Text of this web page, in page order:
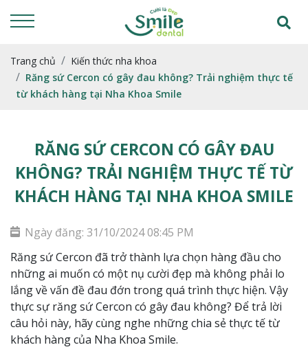
Trang chủ
Kiến thức nha khoa
Răng sứ Cercon có gây đau không? Trải nghiệm thực tế
từ khách hàng tại Nha Khoa Smile
RĂNG SỨ CERCON CÓ GÂY ĐAU
KHÔNG? TRẢI NGHIỆM THỰC TẾ TỪ
KHÁCH HÀNG TẠI NHA KHOA SMILE
Ngày đăng: 31/10/2024 08:45 PM
Răng sứ Cercon đã trở thành lựa chọn hàng đầu cho
những ai muốn có một nụ cười đẹp mà không phải lo
lắng về vấn đề đau đớn trong quá trình thực hiện. Vậy
thực sự răng sứ Cercon có gây đau không? Để trả lời
câu hỏi này, hãy cùng nghe những chia sẻ thực tế từ
khách hàng của Nha Khoa Smile.